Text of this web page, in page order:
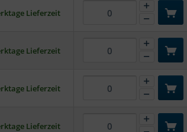
Lieferzeit
Lieferzeit
Lieferzeit
Lieferzeit